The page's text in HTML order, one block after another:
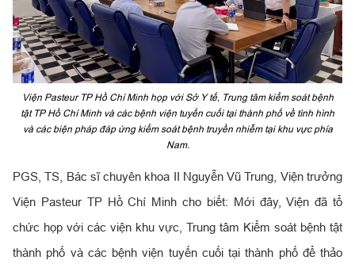
Viện Pasteur TP Hồ Chí Minh họp với Sở Y tế, Trung tâm kiểm soát bệnh
tật TP Hồ Chí Minh và các bệnh viện tuyến cuối tại thành phố về tình hình
và các biện pháp đáp ứng kiểm soát bệnh truyền nhiễm tại khu vực phía
Nam.
PGS, TS, Bác sĩ chuyên khoa II Nguyễn Vũ Trung, Viện trưởng
Viện Pasteur TP Hồ Chí Minh cho biết: Mới đây, Viện đã tổ
chức họp với các viện khu vực, Trung tâm Kiểm soát bệnh tật
thành phố và các bệnh viện tuyến cuối tại thành phố để thảo